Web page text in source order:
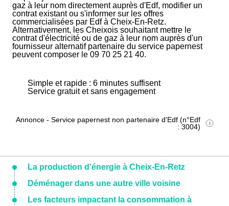
gaz à leur nom directement auprès d'Edf, modifier un
contrat existant ou s'informer sur les offres
commercialisées par Edf à Cheix-En-Retz.
Alternativement, les Cheixois souhaitant mettre le
contrat d'électricité ou de gaz à leur nom auprès d'un
fournisseur alternatif partenaire du service papernest
peuvent composer le 09 70 25 21 40.
Simple et rapide : 6 minutes suffisent
Service gratuit et sans engagement
Annonce - Service papernest non partenaire d'Edf (n°Edf
: 3004)
La production d'énergie à Cheix-En-Retz
Déménager dans une autre ville voisine
Les facteurs impactant la consommation à